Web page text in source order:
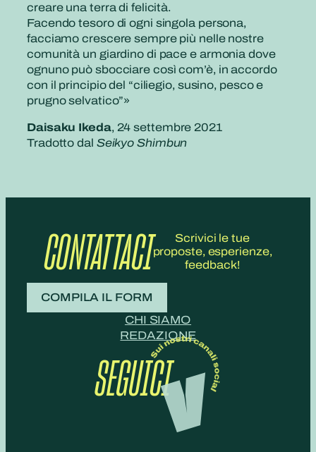
creare una terra di felicità.
Facendo tesoro di ogni singola persona,
facciamo crescere sempre più nelle nostre
comunità un giardino di pace e armonia dove
ognuno può sbocciare così com’è, in accordo
con il principio del “ciliegio, susino, pesco e
prugno selvatico”»
Daisaku Ikeda, 24 settembre 2021
Tradotto dal Seikyo Shimbun
CONTATTACI
Scrivici le tue
proposte, esperienze,
feedback!
COMPILA IL FORM
CHI SIAMO
REDAZIONE
SEGUICI